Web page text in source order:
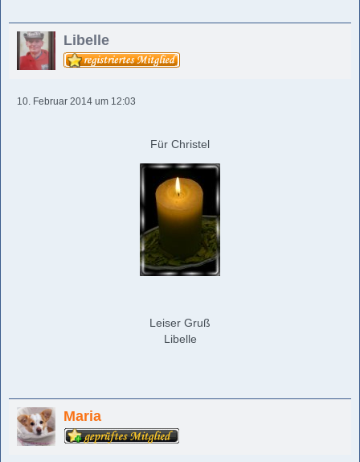
Libelle
10. Februar 2014 um 12:03
Für Christel
Leiser Gruß
Libelle
Maria